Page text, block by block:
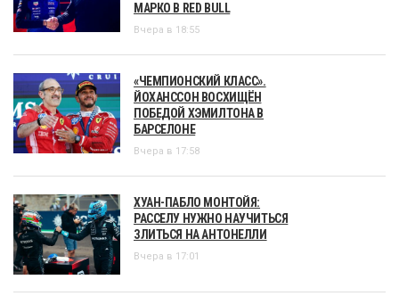
МАРКО В RED BULL
Вчера в 18:55
«ЧЕМПИОНСКИЙ КЛАСС».
ЙОХАНССОН ВОСХИЩЁН
ПОБЕДОЙ ХЭМИЛТОНА В
БАРСЕЛОНЕ
Вчера в 17:58
ХУАН-ПАБЛО МОНТОЙЯ:
РАССЕЛУ НУЖНО НАУЧИТЬСЯ
ЗЛИТЬСЯ НА АНТОНЕЛЛИ
Вчера в 17:01